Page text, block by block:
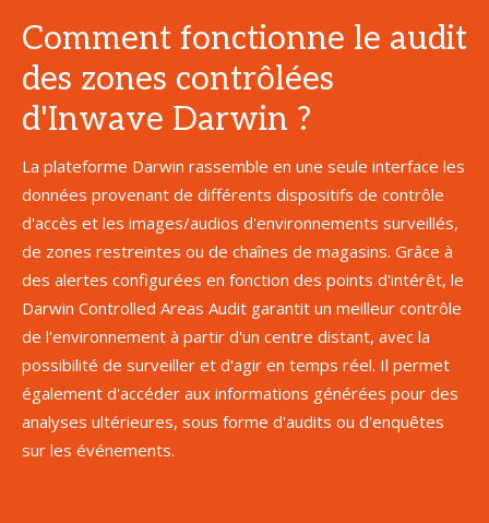
Comment fonctionne le audit
des zones contrôlées
d'Inwave Darwin ?
La plateforme Darwin rassemble en une seule interface les
données provenant de différents dispositifs de contrôle
d'accès et les images/audios d'environnements surveillés,
de zones restreintes ou de chaînes de magasins. Grâce à
des alertes configurées en fonction des points d'intérêt, le
Darwin Controlled Areas Audit garantit un meilleur contrôle
de l'environnement à partir d'un centre distant, avec la
possibilité de surveiller et d'agir en temps réel. Il permet
également d'accéder aux informations générées pour des
analyses ultérieures, sous forme d'audits ou d'enquêtes
sur les événements.